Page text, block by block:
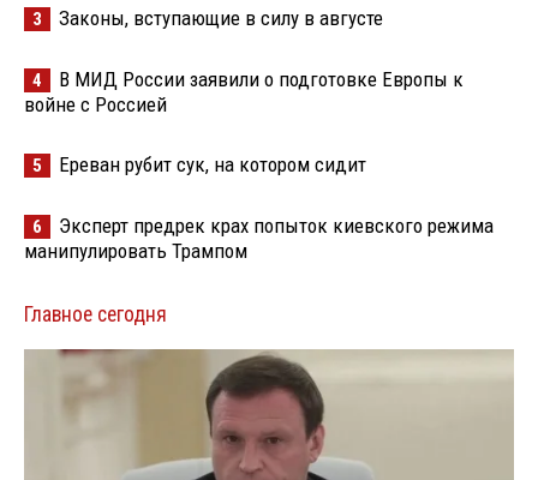
3 Законы, вступающие в силу в августе
4
В МИД России заявили о подготовке Европы к
войне с Россией
5 Ереван рубит сук, на котором сидит
6
Эксперт предрек крах попыток киевского режима
манипулировать Трампом
Главное сегодня